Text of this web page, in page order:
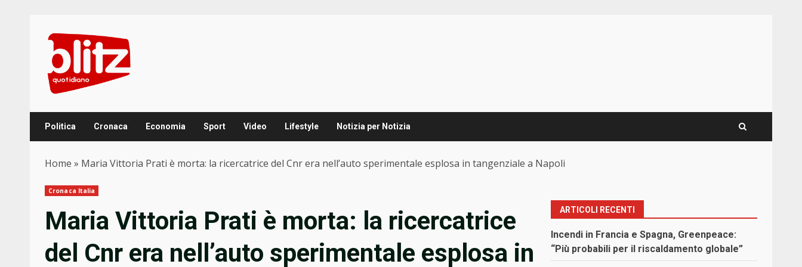
content
Politica Cronaca Economia Sport Video Lifestyle Notizia per Notizia
Home » Maria Vittoria Prati è morta: la ricercatrice del Cnr era nell’auto sperimentale esplosa in tangenziale a Napoli
Cronaca Italia
Maria Vittoria Prati è morta: la ricercatrice
del Cnr era nell’auto sperimentale esplosa in
ARTICOLI RECENTI
Incendi in Francia e Spagna, Greenpeace:
“Più probabili per il riscaldamento globale”